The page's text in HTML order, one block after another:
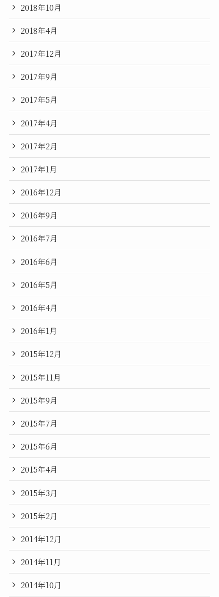
2018年10月
2018年4月
2017年12月
2017年9月
2017年5月
2017年4月
2017年2月
2017年1月
2016年12月
2016年9月
2016年7月
2016年6月
2016年5月
2016年4月
2016年1月
2015年12月
2015年11月
2015年9月
2015年7月
2015年6月
2015年4月
2015年3月
2015年2月
2014年12月
2014年11月
2014年10月